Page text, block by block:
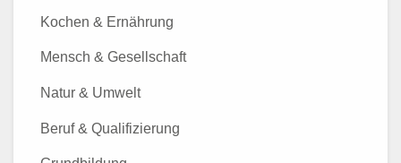
Kochen & Ernährung
Mensch & Gesellschaft
Natur & Umwelt
Beruf & Qualifizierung